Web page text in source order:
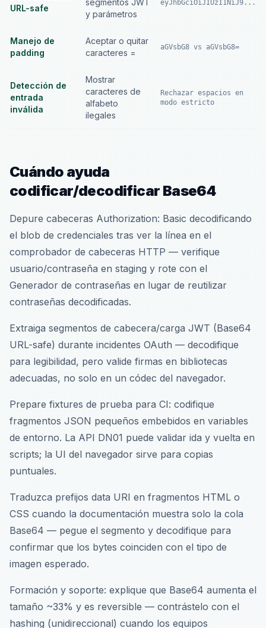
URL-safe
segmentos JWT
y parámetros
eyJhbGciOiJIUzI1NiJ9...
Manejo de
padding
Aceptar o quitar
caracteres =
aGVsbG8 vs aGVsbG8=
Detección de
entrada
inválida
Mostrar
caracteres de
alfabeto
ilegales
Rechazar espacios en
modo estricto
Cuándo ayuda
codificar/decodificar Base64
Depure cabeceras Authorization: Basic decodificando
el blob de credenciales tras ver la línea en el
comprobador de cabeceras HTTP — verifique
usuario/contraseña en staging y rote con el
Generador de contraseñas en lugar de reutilizar
contraseñas decodificadas.
Extraiga segmentos de cabecera/carga JWT (Base64
URL-safe) durante incidentes OAuth — decodifique
para legibilidad, pero valide firmas en bibliotecas
adecuadas, no solo en un códec del navegador.
Prepare fixtures de prueba para CI: codifique
fragmentos JSON pequeños embebidos en variables
de entorno. La API DN01 puede validar ida y vuelta en
scripts; la UI del navegador sirve para copias
puntuales.
Traduzca prefijos data URI en fragmentos HTML o
CSS cuando la documentación muestra solo la cola
Base64 — pegue el segmento y decodifique para
confirmar que los bytes coinciden con el tipo de
imagen esperado.
Formación y soporte: explique que Base64 aumenta el
tamaño ~33% y es reversible — contrástelo con el
hashing (unidireccional) cuando los equipos